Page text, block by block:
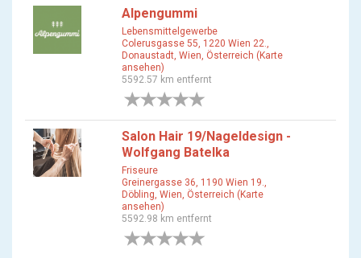
Alpengummi
Lebensmittelgewerbe
Colerusgasse 55, 1220 Wien 22.,
Donaustadt, Wien, Österreich (Karte
ansehen)
5592.57 km entfernt
Salon Hair 19/Nageldesign -
Wolfgang Batelka
Friseure
Greinergasse 36, 1190 Wien 19.,
Döbling, Wien, Österreich (Karte
ansehen)
5592.98 km entfernt